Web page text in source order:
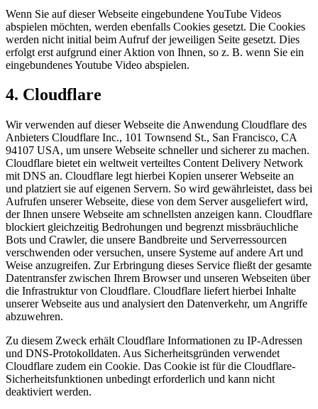
Wenn Sie auf dieser Webseite eingebundene YouTube Videos
abspielen möchten, werden ebenfalls Cookies gesetzt. Die Cookies
werden nicht initial beim Aufruf der jeweiligen Seite gesetzt. Dies
erfolgt erst aufgrund einer Aktion von Ihnen, so z. B. wenn Sie ein
eingebundenes Youtube Video abspielen.
4. Cloudflare
Wir verwenden auf dieser Webseite die Anwendung Cloudflare des
Anbieters Cloudflare Inc., 101 Townsend St., San Francisco, CA
94107 USA, um unsere Webseite schneller und sicherer zu machen.
Cloudflare bietet ein weltweit verteiltes Content Delivery Network
mit DNS an. Cloudflare legt hierbei Kopien unserer Webseite an
und platziert sie auf eigenen Servern. So wird gewährleistet, dass bei
Aufrufen unserer Webseite, diese von dem Server ausgeliefert wird,
der Ihnen unsere Webseite am schnellsten anzeigen kann. Cloudflare
blockiert gleichzeitig Bedrohungen und begrenzt missbräuchliche
Bots und Crawler, die unsere Bandbreite und Serverressourcen
verschwenden oder versuchen, unsere Systeme auf andere Art und
Weise anzugreifen. Zur Erbringung dieses Service fließt der gesamte
Datentransfer zwischen Ihrem Browser und unseren Webseiten über
die Infrastruktur von Cloudflare. Cloudflare liefert hierbei Inhalte
unserer Webseite aus und analysiert den Datenverkehr, um Angriffe
abzuwehren.
Zu diesem Zweck erhält Cloudflare Informationen zu IP-Adressen
und DNS-Protokolldaten. Aus Sicherheitsgründen verwendet
Cloudflare zudem ein Cookie. Das Cookie ist für die Cloudflare-
Sicherheitsfunktionen unbedingt erforderlich und kann nicht
deaktiviert werden.